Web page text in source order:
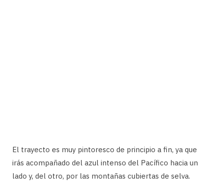
El trayecto es muy pintoresco de principio a fin, ya que
irás acompañado del azul intenso del Pacífico hacia un
lado y, del otro, por las montañas cubiertas de selva.